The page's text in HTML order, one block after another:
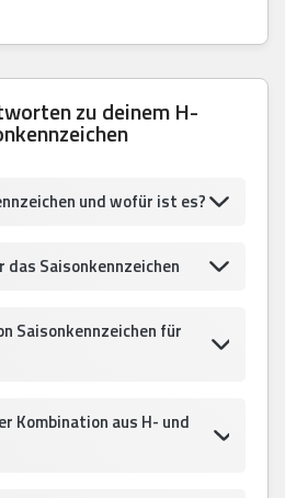
zu deinem H-
und wofür ist es?
Saisonkennzeichen
Saisonkennzeichen für
Kombination aus H- und